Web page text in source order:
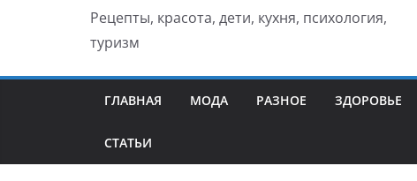
Рецепты, красота, дети, кухня, психология,
туризм
ГЛАВНАЯ МОДА РАЗНОЕ ЗДОРОВЬЕ
СТАТЬИ